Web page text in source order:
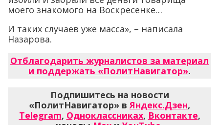
моего знакомого на Воскресенке…
И таких случаев уже масса», – написала
Назарова.
Отблагодарить журналистов за материал
и поддержать «ПолитНавигатор».
Подпишитесь на новости
«ПолитНавигатор» вЯндекс.Дзен,
Telegram, Одноклассниках, Вконтакте,